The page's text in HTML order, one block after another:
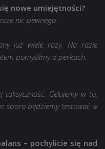
nowe umiejętności?
nic pewnego.
już wiele razy. Na razie
pomyślimy o perkach.
toksyczność. Celujemy w to,
sporo będziemy testować w
– pochylicie się nad